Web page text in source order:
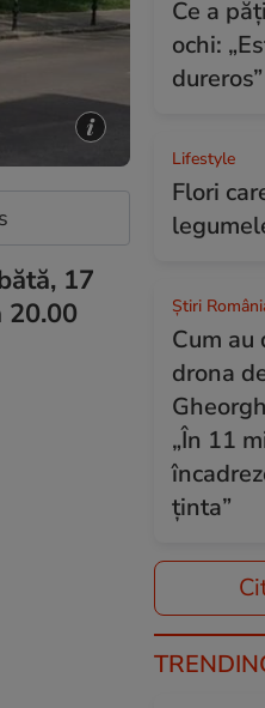
17
20.00
Ce a
ochi:
dureros”
Lifestyle
Flori
Știri
Cum
drona
„În 11
ţinta”